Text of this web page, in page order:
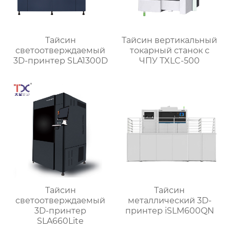
Тайсин
светоотверждаемый
3D-принтер SLA1300D
Тайсин вертикальный
токарный станок с
ЧПУ TXLC-500
Тайсин
светоотверждаемый
3D-принтер
SLA660Lite
Тайсин
металлический 3D-
принтер iSLM600QN